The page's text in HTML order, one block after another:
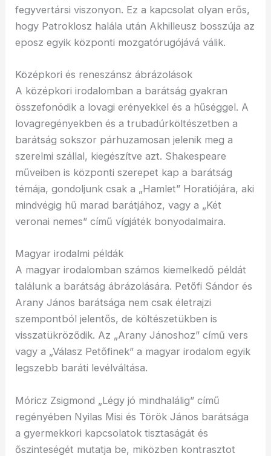
fegyvertársi viszonyon. Ez a kapcsolat olyan erős,
hogy Patroklosz halála után Akhilleusz bosszúja az
eposz egyik központi mozgatórugójává válik.
Középkori és reneszánsz ábrázolások
A középkori irodalomban a barátság gyakran
összefonódik a lovagi erényekkel és a hűséggel. A
lovagregényekben és a trubadúrköltészetben a
barátság sokszor párhuzamosan jelenik meg a
szerelmi szállal, kiegészítve azt. Shakespeare
műveiben is központi szerepet kap a barátság
témája, gondoljunk csak a „Hamlet” Horatiójára, aki
mindvégig hű marad barátjához, vagy a „Két
veronai nemes” című vígjáték bonyodalmaira.
Magyar irodalmi példák
A magyar irodalomban számos kiemelkedő példát
találunk a barátság ábrázolására. Petőfi Sándor és
Arany János barátsága nem csak életrajzi
szempontból jelentős, de költészetükben is
visszatükröződik. Az „Arany Jánoshoz” című vers
vagy a „Válasz Petőfinek” a magyar irodalom egyik
legszebb baráti levélváltása.
Móricz Zsigmond „Légy jó mindhalálig” című
regényében Nyilas Misi és Török János barátsága
a gyermekkori kapcsolatok tisztaságát és
őszinteségét mutatja be, miközben kontrasztot